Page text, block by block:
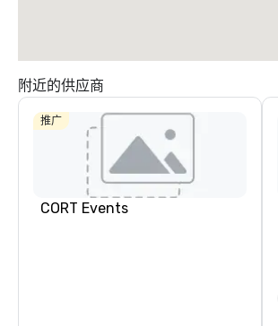
附近的供应商
推广
CORT Events